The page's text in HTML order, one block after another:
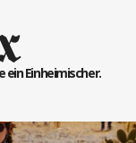
ein Einheimischer.